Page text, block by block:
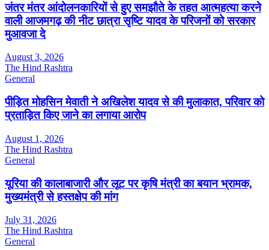
जंतर मंतर आंदोलनकारियों से हुए समझौते के तहत आत्महत्या करने
वाली आजमगढ़ की नीट छात्रा सृष्टि यादव के परिजनों को सरकार
मुआवजा दे
August 3, 2026
The Hind Rashtra
General
पीड़ित मोहसिन मेवाती ने अखिलेश यादव से की मुलाकात, परिवार को
प्रताड़ित किए जाने का लगाया आरोप
August 1, 2026
The Hind Rashtra
General
यूरिया की कालाबाजारी और लूट पर कृषि मंत्री का बयान भ्रामक,
मुख्यमंत्री से हस्तक्षेप की मांग
July 31, 2026
The Hind Rashtra
General